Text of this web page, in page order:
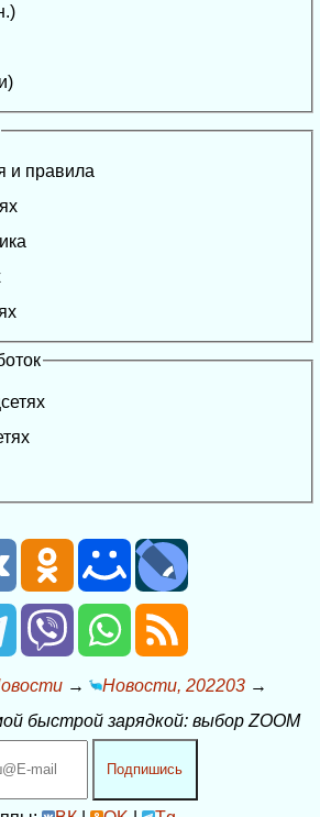
и правила
→ Новости, 202203→
быстрой зарядкой: выбор ZOOM
Подпишись